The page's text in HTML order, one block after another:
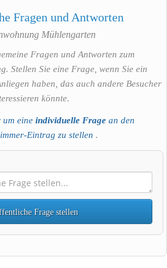
Fragen und Antworten
Mühlengarten
Fragen und Antworten zum
Stellen Sie eine Frage, wenn Sie ein
haben, das auch andere Besucher
könnte.
um eineindividuelle Frage an den
Eintrag zu stellen .
Frage stellen